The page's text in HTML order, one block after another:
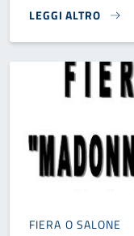
LEGGI ALTRO
LIBRO: SILICOSI.
FIERA O SALONE